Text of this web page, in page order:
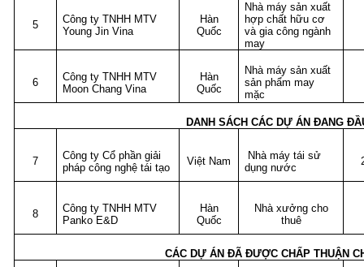
5
Công ty TNHH MTV
Young Jin Vina
Hàn
Quốc
Nhà máy sản xuất
hợp chất hữu cơ
và gia công ngành
may
6
Công ty TNHH MTV
Moon Chang Vina
Hàn
Quốc
Nhà máy sản xuất
sản phẩm may
mặc
DANH SÁCH CÁC DỰ ÁN ĐANG
7
Công ty Cổ phần giải
pháp công nghệ tái tạo
Việt Nam
Nhà máy tái sử
dụng nước
8
Công ty TNHH MTV
Panko E&D
Hàn
Quốc
Nhà xưởng cho
thuê
CÁC DỰ ÁN ĐÃ ĐƯỢC CHẤP THUẬN